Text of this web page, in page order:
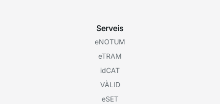
Serveis
eNOTUM
eTRAM
idCAT
VÀLID
eSET